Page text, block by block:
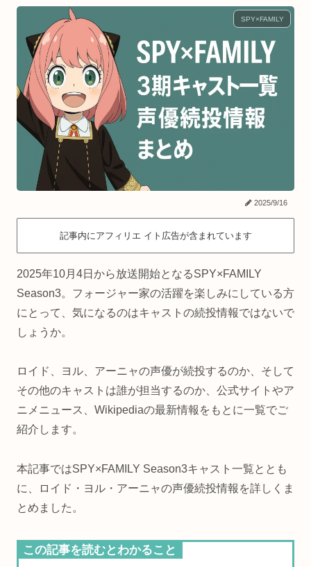
SPY×FAMILY
2025/9/16
記事内にアフィリエ イト広告が含まれています
2025年10月4日から放送開始となるSPY×FAMILY
Season3。フォージャー家の活躍を楽しみにしている方
にとって、気になるのはキャストの続投情報ではないで
しょうか。
ロイド、ヨル、アーニャの声優が続投するのか、そして
その他のキャストは誰が担当するのか、公式サイトやア
ニメニュース、Wikipediaの最新情報をもとに一覧でご
紹介します。
本記事ではSPY×FAMILY Season3キャスト一覧ととも
に、ロイド・ヨル・アーニャの声優続投情報を詳しくま
とめました。
この記事を読むとわかること